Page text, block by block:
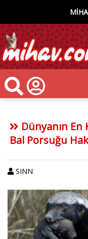
Dünyanın
Bal Porsuğu
SINN